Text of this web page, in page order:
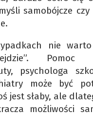
samobójcze
nie
Pomoc
psychologa
może być
jest słaby, ale
możliwości